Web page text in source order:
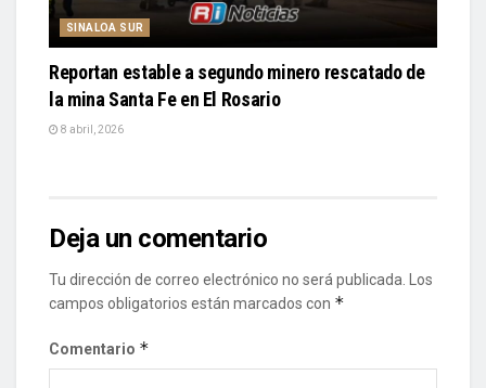
SINALOA SUR
Reportan estable a segundo minero rescatado de
la mina Santa Fe en El Rosario
8 abril, 2026
Deja un comentario
Tu dirección de correo electrónico no será publicada. Los
campos obligatorios están marcados con *
Comentario *